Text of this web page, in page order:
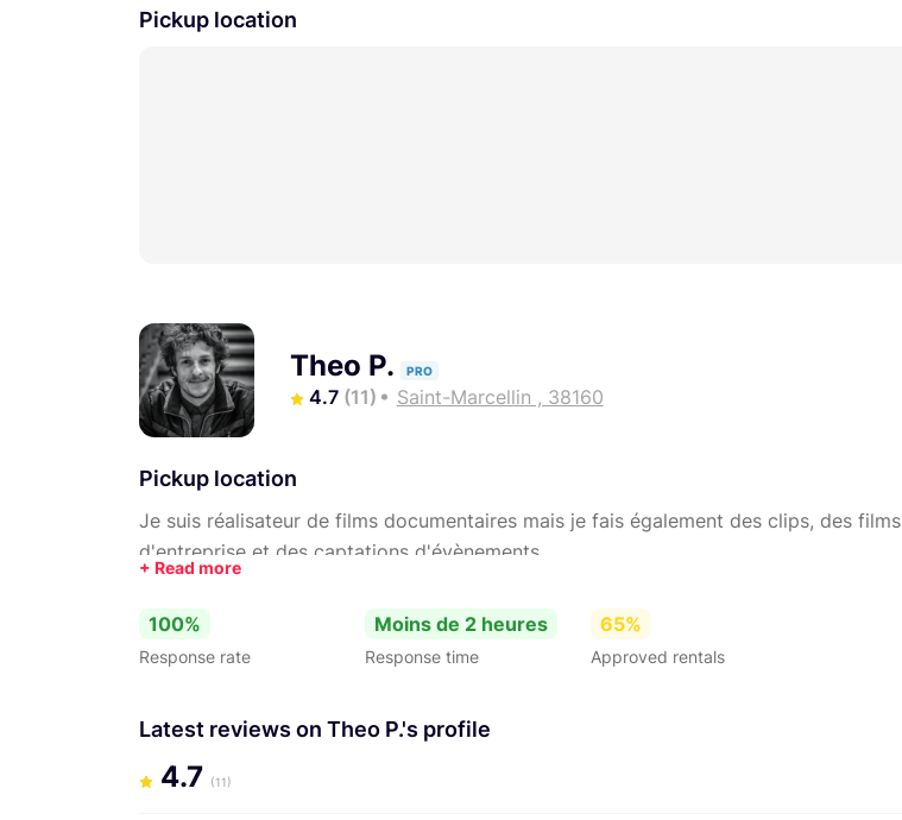
Pickup location
Theo P. PRO
4.7 (11) Saint-Marcellin , 38160
Pickup location
Je suis réalisateur de films documentaires mais je fais également des clips, des films
d'entreprise et des captations d'évènements.
100%
Response rate
Moins de 2 heures
Response time
65%
Approved rentals
Latest reviews on Theo P.'s profile
4.7 (11)